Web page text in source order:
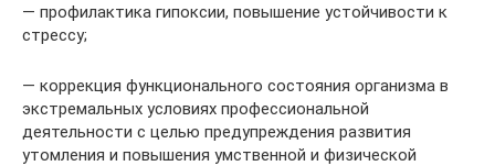
— профилактика гипоксии, повышение устойчивости к
стрессу;
— коррекция функционального состояния организма в
экстремальных условиях профессиональной
деятельности с целью предупреждения развития
утомления и повышения умственной и физической